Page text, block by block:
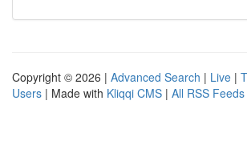
Copyright © 2026 | Advanced Search | Live |
Users | Made with Kliqqi CMS | All RSS Feeds